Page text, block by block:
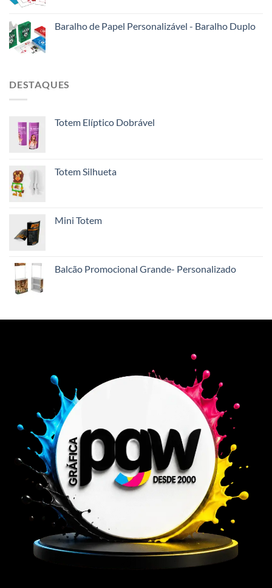
Baralho de Papel Personalizável - Baralho Duplo
DESTAQUES
Totem Elíptico Dobrável
Totem Silhueta
Mini Totem
Balcão Promocional Grande- Personalizado